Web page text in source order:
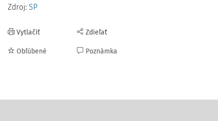
Zdroj: SP
Vytlačiť
Obľúbené
Zdieľať
Poznámka